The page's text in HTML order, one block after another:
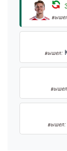
вышел:
вышел: